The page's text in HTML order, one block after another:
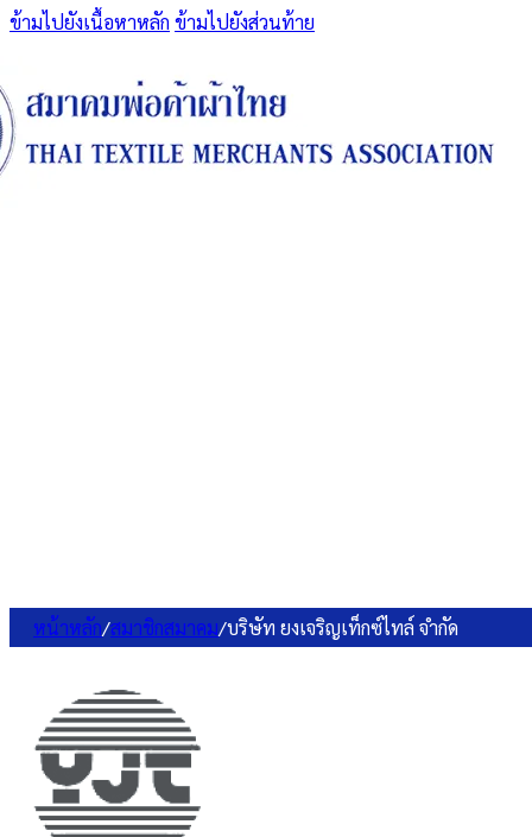
ข้ามไปยังเนื้อหาหลัก ข้ามไปยังส่วนท้าย
หน้าหลัก/สมาชิกสมาคม/บริษัท ยงเจริญเท็กซ์ไทล์ จำกัด